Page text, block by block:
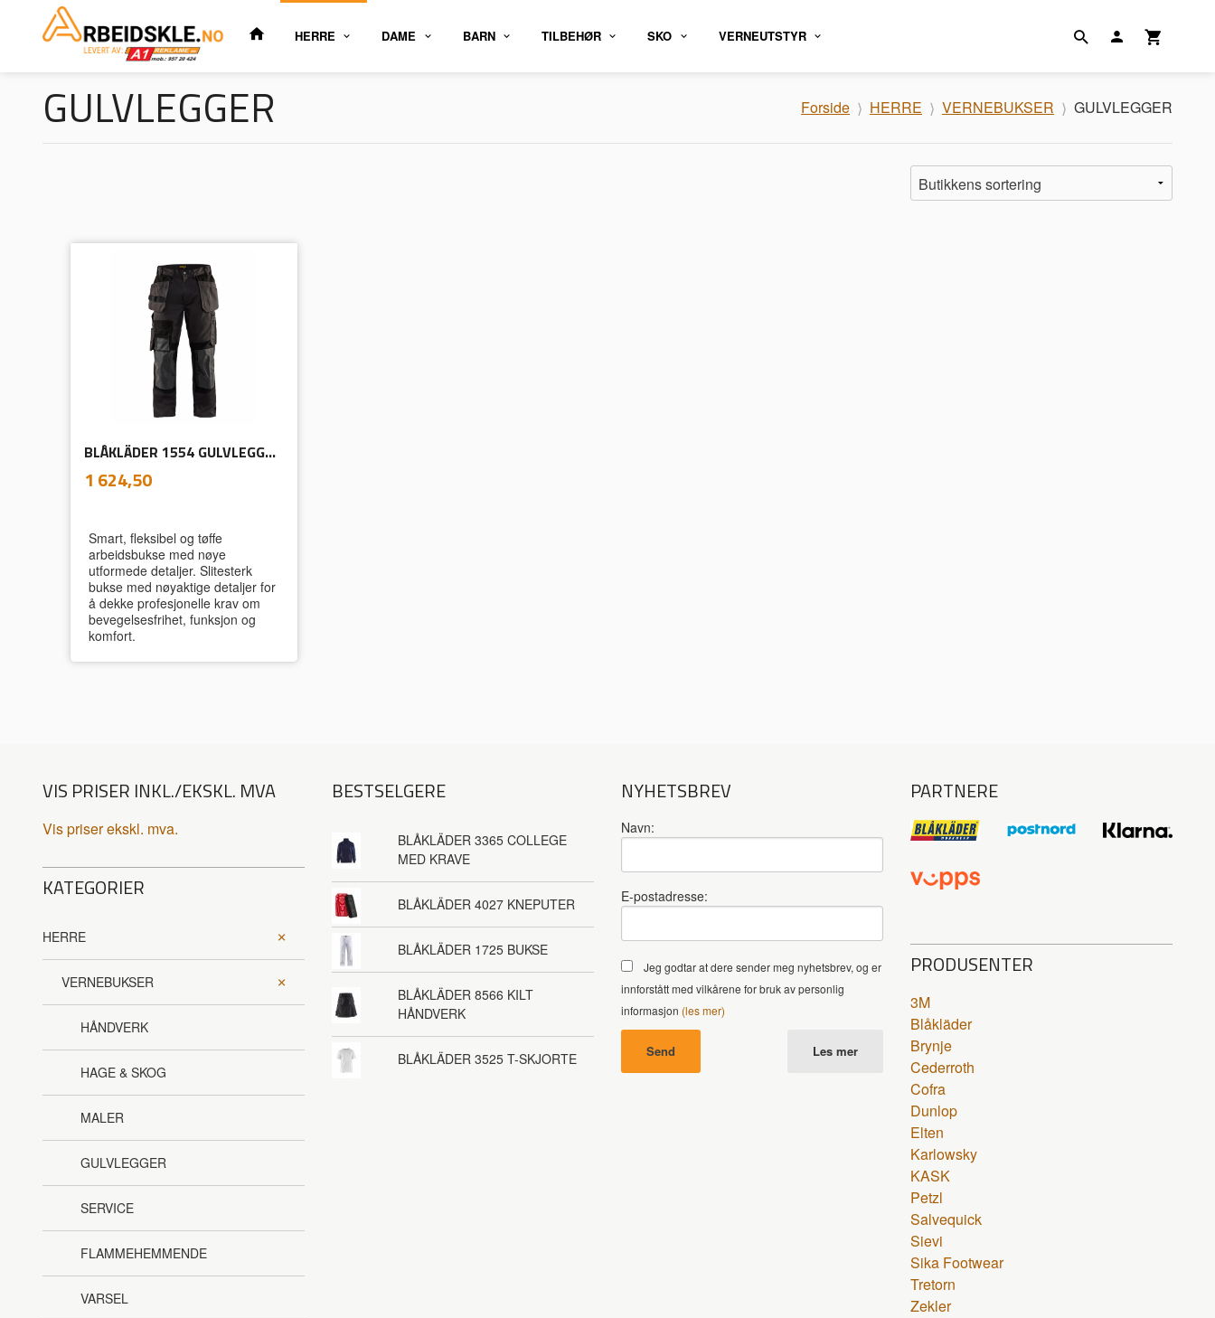
HERRE DAME BARN TILBEHØR SKO VERNEUTSTYR
Forside HERRE VERNEBUKSER GULVLEGGER
GULVLEGGER
BLÅKLÄDER 1554 GULVLEGGERBUKSE MED STRETCH
Pris
1 624,50mva.
Smart, fleksibel og tøffe
arbeidsbukse med nøye
utformede detaljer. Slitesterk
bukse med nøyaktige detaljer for
å dekke profesjonelle krav om
bevegelsesfrihet, funksjon og
komfort.
VIS PRISER INKL./EKSKL. MVA
Vis priser ekskl. mva.
KATEGORIER
HERRE
VERNEBUKSER
HÅNDVERK
HAGE & SKOG
MALER
GULVLEGGER
SERVICE
FLAMMEHEMMENDE
VARSEL
BESTSELGERE
BLÅKLÄDER 3365 COLLEGE
MED KRAVE
BLÅKLÄDER 4027 KNEPUTER
BLÅKLÄDER 1725 BUKSE
BLÅKLÄDER 8566 KILT
HÅNDVERK
BLÅKLÄDER 3525 T-SKJORTE
NYHETSBREV
Navn:
E-postadresse:
Jeg godtar at dere sender meg nyhetsbrev, og er
innforstått med vilkårene for bruk av personlig
informasjon (les mer)
Les mer
PARTNERE
PRODUSENTER
3M
Blåkläder
Brynje
Cederroth
Cofra
Dunlop
Elten
Karlowsky
KASK
Petzl
Salvequick
Sievi
Sika Footwear
Tretorn
Zekler